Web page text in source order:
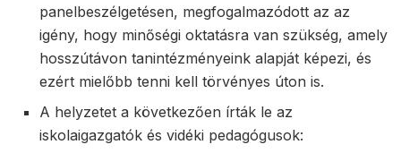
panelbeszélgetésen, megfogalmazódott az az
igény, hogy minőségi oktatásra van szükség, amely
hosszútávon tanintézményeink alapját képezi, és
ezért mielőbb tenni kell törvényes úton is.
A helyzetet a következően írták le az
iskolaigazgatók és vidéki pedagógusok: